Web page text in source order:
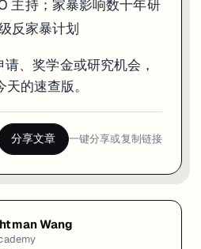
主持；家暴影响数十年研
反家暴计划
、奖学金或研究机会，
的速查版。
分享文章 一键分享或复制链接
Wang